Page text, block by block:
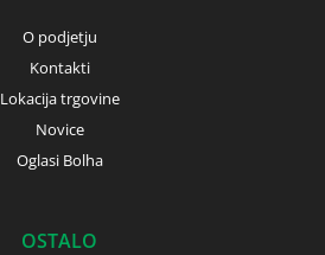
O podjetju
Kontakti
Lokacija trgovine
Novice
Oglasi Bolha
OSTALO